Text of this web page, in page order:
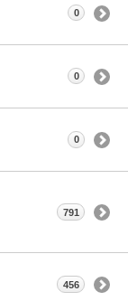
0
0
0
791
456